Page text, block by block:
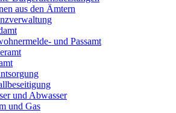
aus den Ämtern
und Passamt
und Abwasser
und Gas